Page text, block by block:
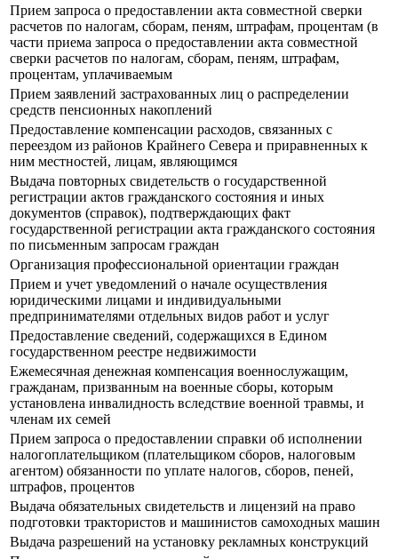
Прием запроса о предоставлении акта совместной сверки
расчетов по налогам, сборам, пеням, штрафам, процентам (в
части приема запроса о предоставлении акта совместной
сверки расчетов по налогам, сборам, пеням, штрафам,
процентам, уплачиваемым
Прием заявлений застрахованных лиц о распределении
средств пенсионных накоплений
Предоставление компенсации расходов, связанных с
переездом из районов Крайнего Севера и приравненных к
ним местностей, лицам, являющимся
Выдача повторных свидетельств о государственной
регистрации актов гражданского состояния и иных
документов (справок), подтверждающих факт
государственной регистрации акта гражданского состояния
по письменным запросам граждан
Организация профессиональной ориентации граждан
Прием и учет уведомлений о начале осуществления
юридическими лицами и индивидуальными
предпринимателями отдельных видов работ и услуг
Предоставление сведений, содержащихся в Едином
государственном реестре недвижимости
Ежемесячная денежная компенсация военнослужащим,
гражданам, призванным на военные сборы, которым
установлена инвалидность вследствие военной травмы, и
членам их семей
Прием запроса о предоставлении справки об исполнении
налогоплательщиком (плательщиком сборов, налоговым
агентом) обязанности по уплате налогов, сборов, пеней,
штрафов, процентов
Выдача обязательных свидетельств и лицензий на право
подготовки трактористов и машинистов самоходных машин
Выдача разрешений на установку рекламных конструкций